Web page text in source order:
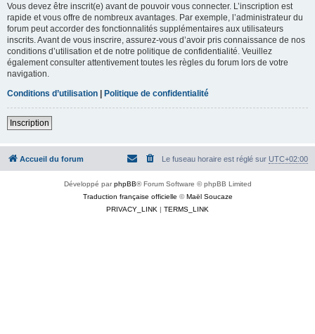
Vous devez être inscrit(e) avant de pouvoir vous connecter. L’inscription est
rapide et vous offre de nombreux avantages. Par exemple, l’administrateur du
forum peut accorder des fonctionnalités supplémentaires aux utilisateurs
inscrits. Avant de vous inscrire, assurez-vous d’avoir pris connaissance de nos
conditions d’utilisation et de notre politique de confidentialité. Veuillez
également consulter attentivement toutes les règles du forum lors de votre
navigation.
Conditions d’utilisation | Politique de confidentialité
Inscription
Accueil du forum Le fuseau horaire est réglé sur UTC+02:00
Développé parphpBB® Forum Software © phpBB Limited
Traduction française officielle ©Maël Soucaze
PRIVACY_LINK | TERMS_LINK